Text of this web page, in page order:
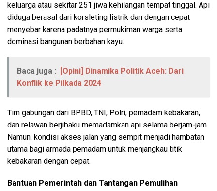
keluarga atau sekitar 251 jiwa kehilangan tempat tinggal. Api
diduga berasal dari korsleting listrik dan dengan cepat
menyebar karena padatnya permukiman warga serta
dominasi bangunan berbahan kayu.
Baca juga :
[Opini] Dinamika Politik Aceh: Dari
Konflik ke Pilkada 2024
Tim gabungan dari BPBD, TNI, Polri, pemadam kebakaran,
dan relawan berjibaku memadamkan api selama berjam-jam.
Namun, kondisi akses jalan yang sempit menjadi hambatan
utama bagi armada pemadam untuk menjangkau titik
kebakaran dengan cepat.
Bantuan Pemerintah dan Tantangan Pemulihan